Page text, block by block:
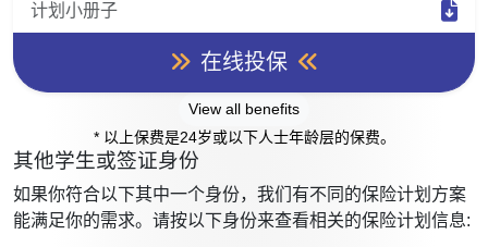
计划小册子
在线投保
View all benefits
* 以上保费是24岁或以下人士年龄层的保费。
其他学生或签证身份
如果你符合以下其中一个身份，我们有不同的保险计划方案
能满足你的需求。请按以下身份来查看相关的保险计划信息: